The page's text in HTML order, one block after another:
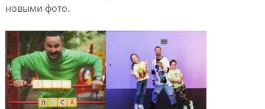
новыми фото.